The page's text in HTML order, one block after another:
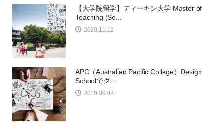
【大学院留学】ディーキン大学 Master of
Teaching (Se...
2020.11.12
APC（Australian Pacific College）Design
Schoolでグ...
2019.09.03